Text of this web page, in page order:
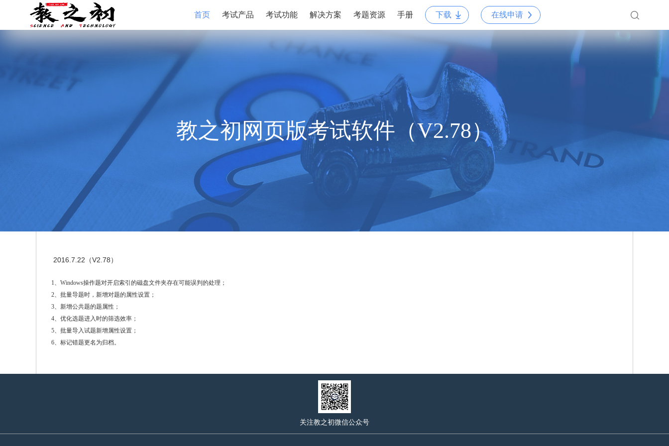
首页 考试产品 考试功能 解决方案 考题资源 手册 下载 在线申请
教之初网页版考试软件（V2.78）
2016.7.22（V2.78）
1、Windows操作题对开启索引的磁盘文件夹存在可能误判的处理；
2、批量导题时，新增对题的属性设置；
3、新增公共题的题属性；
4、优化选题进入时的筛选效率；
5、批量导入试题新增属性设置；
6、标记错题更名为归档。
关注教之初微信公众号